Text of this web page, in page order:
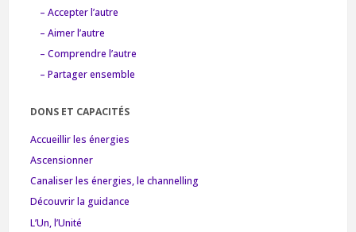
– Accepter l’autre
– Aimer l’autre
– Comprendre l’autre
– Partager ensemble
DONS ET CAPACITÉS
Accueillir les énergies
Ascensionner
Canaliser les énergies, le channelling
Découvrir la guidance
L’Un, l’Unité